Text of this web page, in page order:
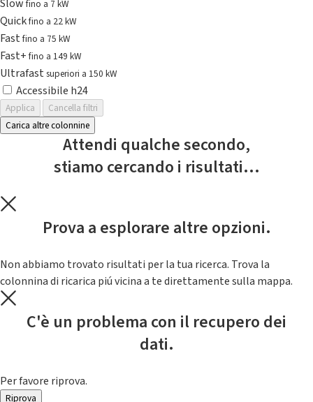
Slowfino a 7 kW
Quickfino a 22 kW
Fastfino a 75 kW
Fast+fino a 149 kW
Ultrafast superiori a 150 kW
Accessibile h24
Applica
Cancella filtri
Carica altre colonnine
Attendi qualche secondo,
stiamo cercando i risultati...
Prova a esplorare altre opzioni.
Non abbiamo trovato risultati per la tua ricerca. Trova la
colonnina di ricarica piú vicina a te direttamente sulla mappa.
C'è un problema con il recupero dei
dati.
Per favore riprova.
Riprova